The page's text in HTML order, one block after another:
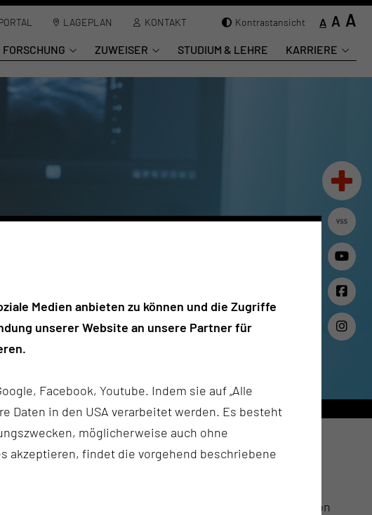
LAGEPLAN KONTAKT Kontrastansicht A A A
FORSCHUNG ZUWEISER STUDIUM & LEHRE KARRIERE
Arten
werden). Typische Einsendungen sind Ergüsse von
Medien anbieten zu können und die Zugriffe
unserer Website an unsere Partner für
Facebook, Youtube. Indem sie auf „Alle
Daten in den USA verarbeitet werden. Es besteht
möglicherweise auch ohne
akzeptieren, findet die vorgehend beschriebene